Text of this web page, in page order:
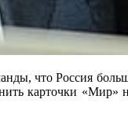
что Россия
«Мир»